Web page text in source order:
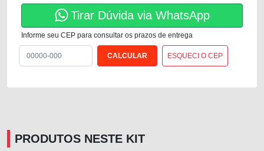
Tirar Dúvida via WhatsApp
Informe seu CEP para consultar os prazos de entrega
ESQUECI O CEP
PRODUTOS NESTE KIT